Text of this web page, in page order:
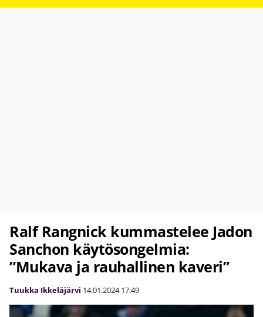
Ralf Rangnick kummastelee Jadon
Sanchon käytösongelmia:
”Mukava ja rauhallinen kaveri”
Tuukka Ikkeläjärvi 14.01.2024 17:49